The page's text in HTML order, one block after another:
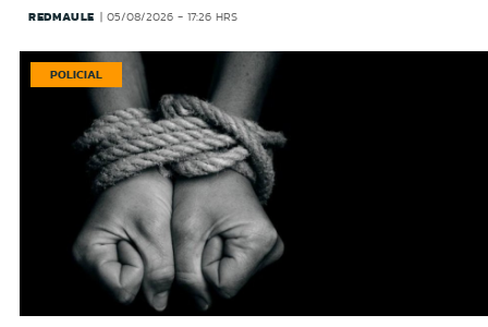
REDMAULE 05/08/2026 - 17:26 HRS
POLICIAL